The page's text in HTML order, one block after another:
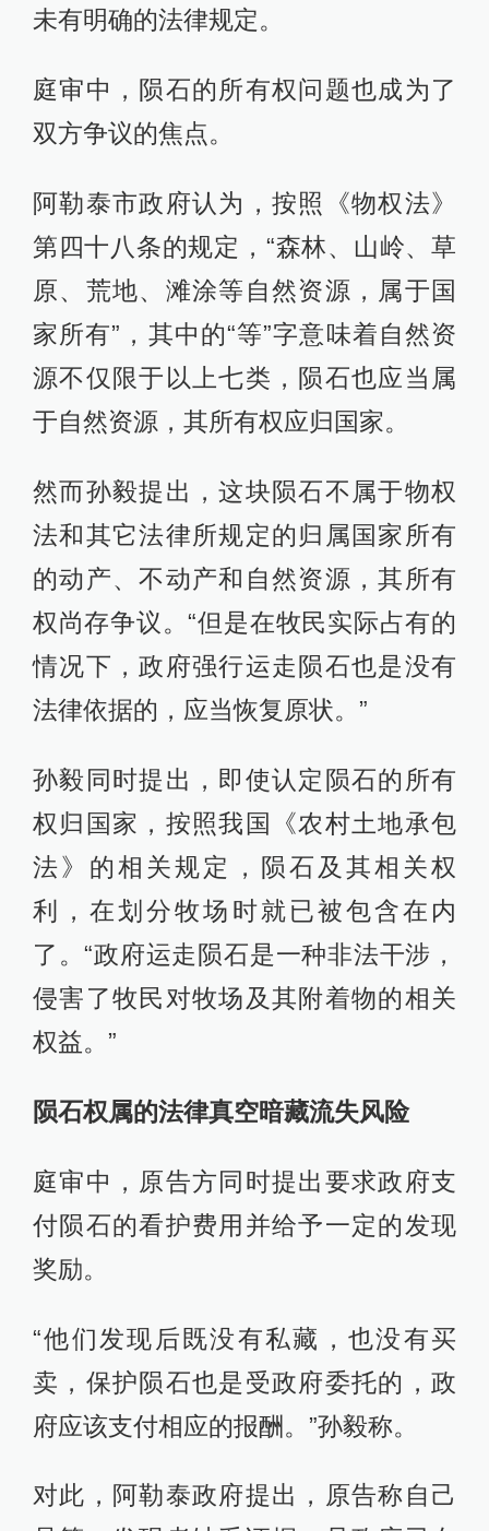
未有明确的法律规定。
庭审中，陨石的所有权问题也成为了
双方争议的焦点。
阿勒泰市政府认为，按照《物权法》
第四十八条的规定，“森林、山岭、草
原、荒地、滩涂等自然资源，属于国
家所有”，其中的“等”字意味着自然资
源不仅限于以上七类，陨石也应当属
于自然资源，其所有权应归国家。
然而孙毅提出，这块陨石不属于物权
法和其它法律所规定的归属国家所有
的动产、不动产和自然资源，其所有
权尚存争议。“但是在牧民实际占有的
情况下，政府强行运走陨石也是没有
法律依据的，应当恢复原状。”
孙毅同时提出，即使认定陨石的所有
权归国家，按照我国《农村土地承包
法》的相关规定，陨石及其相关权
利，在划分牧场时就已被包含在内
了。“政府运走陨石是一种非法干涉，
侵害了牧民对牧场及其附着物的相关
权益。”
陨石权属的法律真空暗藏流失风险
庭审中，原告方同时提出要求政府支
付陨石的看护费用并给予一定的发现
奖励。
“他们发现后既没有私藏，也没有买
卖，保护陨石也是受政府委托的，政
府应该支付相应的报酬。”孙毅称。
对此，阿勒泰政府提出，原告称自己